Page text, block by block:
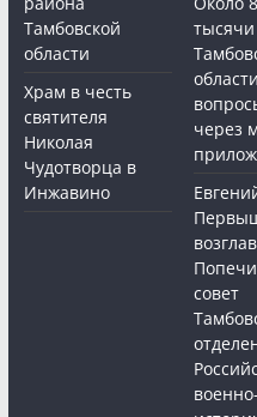
Тамбовской
области
Храм в честь
святителя
Николая
Чудотворца в
Инжавино
через
совет
военно-